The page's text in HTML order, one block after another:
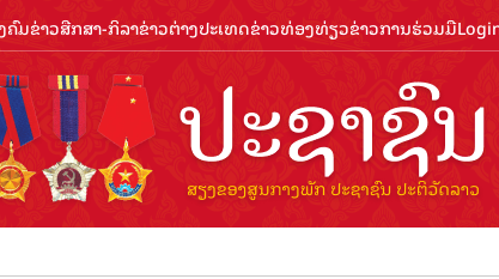
ຄົມຂ່າວສືກສາ-ກິລາຂ່າວຕ່າງປະເທດຂ່າວທ່ອງທ່ຽວຂ່າວການຮ່ວມມື